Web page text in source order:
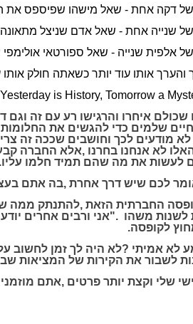
של דקה אחת - שאל מישהו שפיספס את
של שנייה אחת - שאל אדם שניצל מתאונה
של אלפית שנייה - שאל ספורטאי אולימפי
והערך אותו עוד יותר כשאתה חולק אותו
is History, Tomorrow a
שכולם איחרו והרגישו רע עם זה וגם
חיים שלמים כדי להגשים את החלומות
לא מודעים לכך וחושבים שככה זה
לא אנחנו בחרנו ,אלא החברה
לעשות את מה שהם תמיד חלמו עליו.
לכם שיש דרך אחרת ,בה אתם
החברתית הזאת ,להתנתק ממה
לשנות משהו ".אני ורבים אחרים
לקופסה.
לא אמיתי ?לא היה לך זמן לחשוב
לשבור את הקירות של המציאות
שלי וקצת יותר פרטים ,אתם